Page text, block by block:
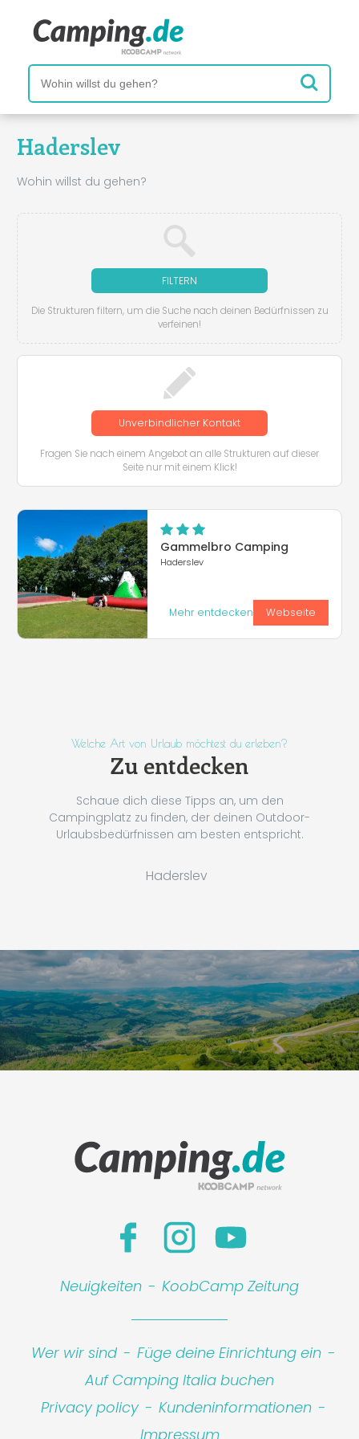
Haderslev
Wohin willst du gehen?
FILTERN
Die Strukturen filtern, um die Suche nach deinen Bedürfnissen zu
verfeinen!
Unverbindlicher Kontakt
Fragen Sie nach einem Angebot an alle Strukturen auf dieser
Seite nur mit einem Klick!
Gammelbro Camping
Haderslev
Mehr entdecken Webseite
Welche Art von Urlaub möchtest du erleben?
Zu entdecken
Schaue dich diese Tipps an, um den
Campingplatz zu finden, der deinen Outdoor-
Urlaubsbedürfnissen am besten entspricht.
Haderslev
Neuigkeiten - KoobCamp Zeitung
Wer wir sind - Füge deine Einrichtung ein -
Auf Camping Italia buchen
Privacy policy - Kundeninformationen -
Impressum